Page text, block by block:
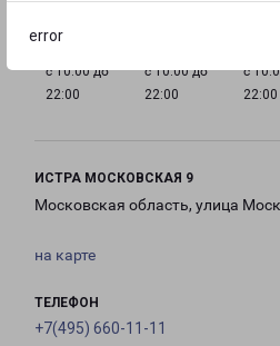
error
с 10:00 до
22:00
с 10:00 до
22:00
с
22:00
ИСТРА МОСКОВСКАЯ 9
Московская область, улица
на карте
ТЕЛЕФОН
+7(495) 660-11-11